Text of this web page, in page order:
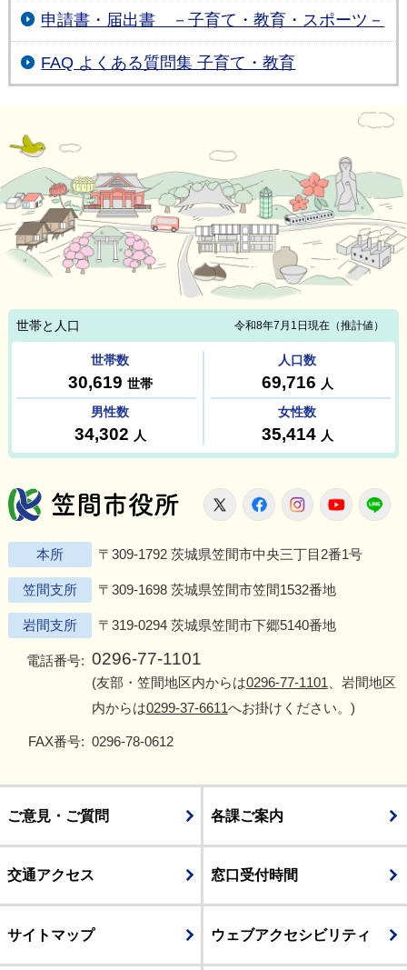
申請書・届出書 －子育て・教育・スポーツ－
FAQ よくある質問集 子育て・教育
笠間市役所
X FacebookInstagram
本所 〒309-1792 茨城県笠間市中央三丁目2番1号
笠間支所 〒309-1698 茨城県笠間市笠間1532番地
岩間支所 〒319-0294 茨城県笠間市下郷5140番地
電話番号: 0296-77-1101
(友部・笠間地区内からは0296-77-1101 、岩間地区
内からは0299-37-6611へお掛けください。)
FAX番号: 0296-78-0612
ご意見・ご質問 各課ご案内
交通アクセス 窓口受付時間
サイトマップ ウェブアクセシビリティ